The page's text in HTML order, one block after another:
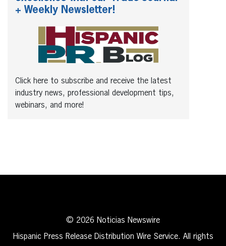
+ Weekly Newsletter!
Click here to subscribe and receive the latest
industry news, professional development tips,
webinars, and more!
© 2026 Noticias Newswire
Hispanic Press Release Distribution Wire Service. All rights